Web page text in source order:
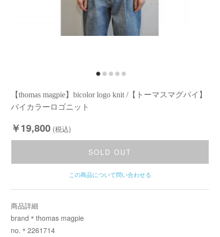
【thomas magpie】bicolor logo knit /【トーマスマグパイ】
バイカラーロゴニット
￥19,800 (税込)
SOLD OUT
この商品について問い合わせる
商品詳細
brand＊thomas magpie
no.＊2261714